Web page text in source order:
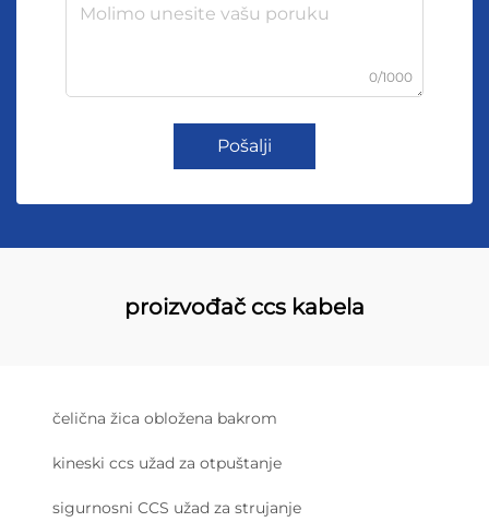
0/1000
Pošalji
proizvođač ccs kabela
čelična žica obložena bakrom
kineski ccs užad za otpuštanje
sigurnosni CCS užad za strujanje